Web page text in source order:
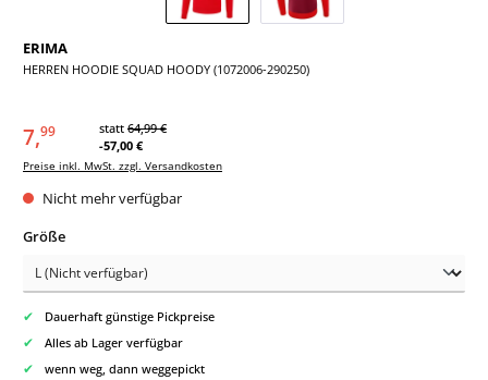
ERIMA
HERREN HOODIE SQUAD HOODY (1072006-290250)
7,99 statt 64,99 €
-57,00 €
Preise inkl. MwSt. zzgl. Versandkosten
Nicht mehr verfügbar
Größeauswählen
✔ Dauerhaft günstige Pickpreise
✔ Alles ab Lager verfügbar
✔ wenn weg, dann weggepickt